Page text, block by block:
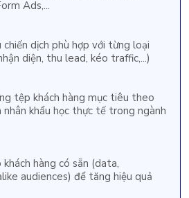
Ads,...
dịch phù hợp với từng loại
diện, thu lead, kéo traffic,...)
tệp khách hàng mục tiêu theo
nhân khẩu học thực tế trong ngành
hàng có sẵn (data,
audiences) để tăng hiệu quả